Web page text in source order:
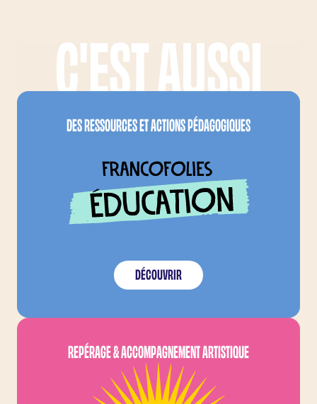
C'EST AUSSI
LES FRANCOFOLIES, C'EST AUSSI...
FRANCOFOLIES
DES RESSOURCES ET ACTIONS PÉDAGOGIQUES
DÉCOUVRIR
LE CHANTIER DES
REPÉRAGE & ACCOMPAGNEMENT ARTISTIQUE